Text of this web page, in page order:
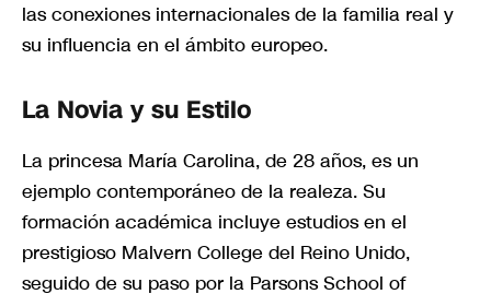
las conexiones internacionales de la familia real y
su influencia en el ámbito europeo.
La Novia y su Estilo
La princesa María Carolina, de 28 años, es un
ejemplo contemporáneo de la realeza. Su
formación académica incluye estudios en el
prestigioso Malvern College del Reino Unido,
seguido de su paso por la Parsons School of